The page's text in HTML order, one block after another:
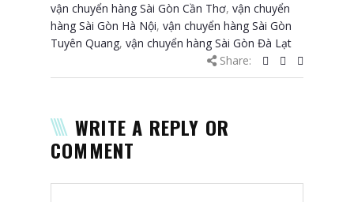
vận chuyển hàng Sài Gòn Cần Thơ, vận chuyển
hàng Sài Gòn Hà Nội, vận chuyển hàng Sài Gòn
Tuyên Quang, vận chuyển hàng Sài Gòn Đà Lạt
Share:
WRITE A REPLY OR
COMMENT